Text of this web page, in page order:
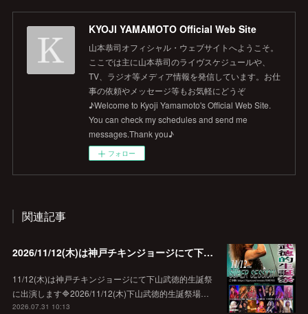
KYOJI YAMAMOTO Official Web Site
山本恭司オフィシャル・ウェブサイトへようこそ。
ここでは主に山本恭司のライヴスケジュールや、
TV、ラジオ等メディア情報を発信しています。お仕
事の依頼やメッセージ等もお気軽にどうぞ
♪Welcome to Kyoji Yamamoto's Official Web Site.
You can check my schedules and send me
messages.Thank you♪
フォロー
関連記事
2026/11/12(木)は神戸チキンジョージにて下山武徳的生誕祭に出演します♪
11/12(木)は神戸チキンジョージにて下山武徳的生誕祭
に出演します🔷2026/11/12(木)下山武徳的生誕祭場…
2026.07.31 10:13